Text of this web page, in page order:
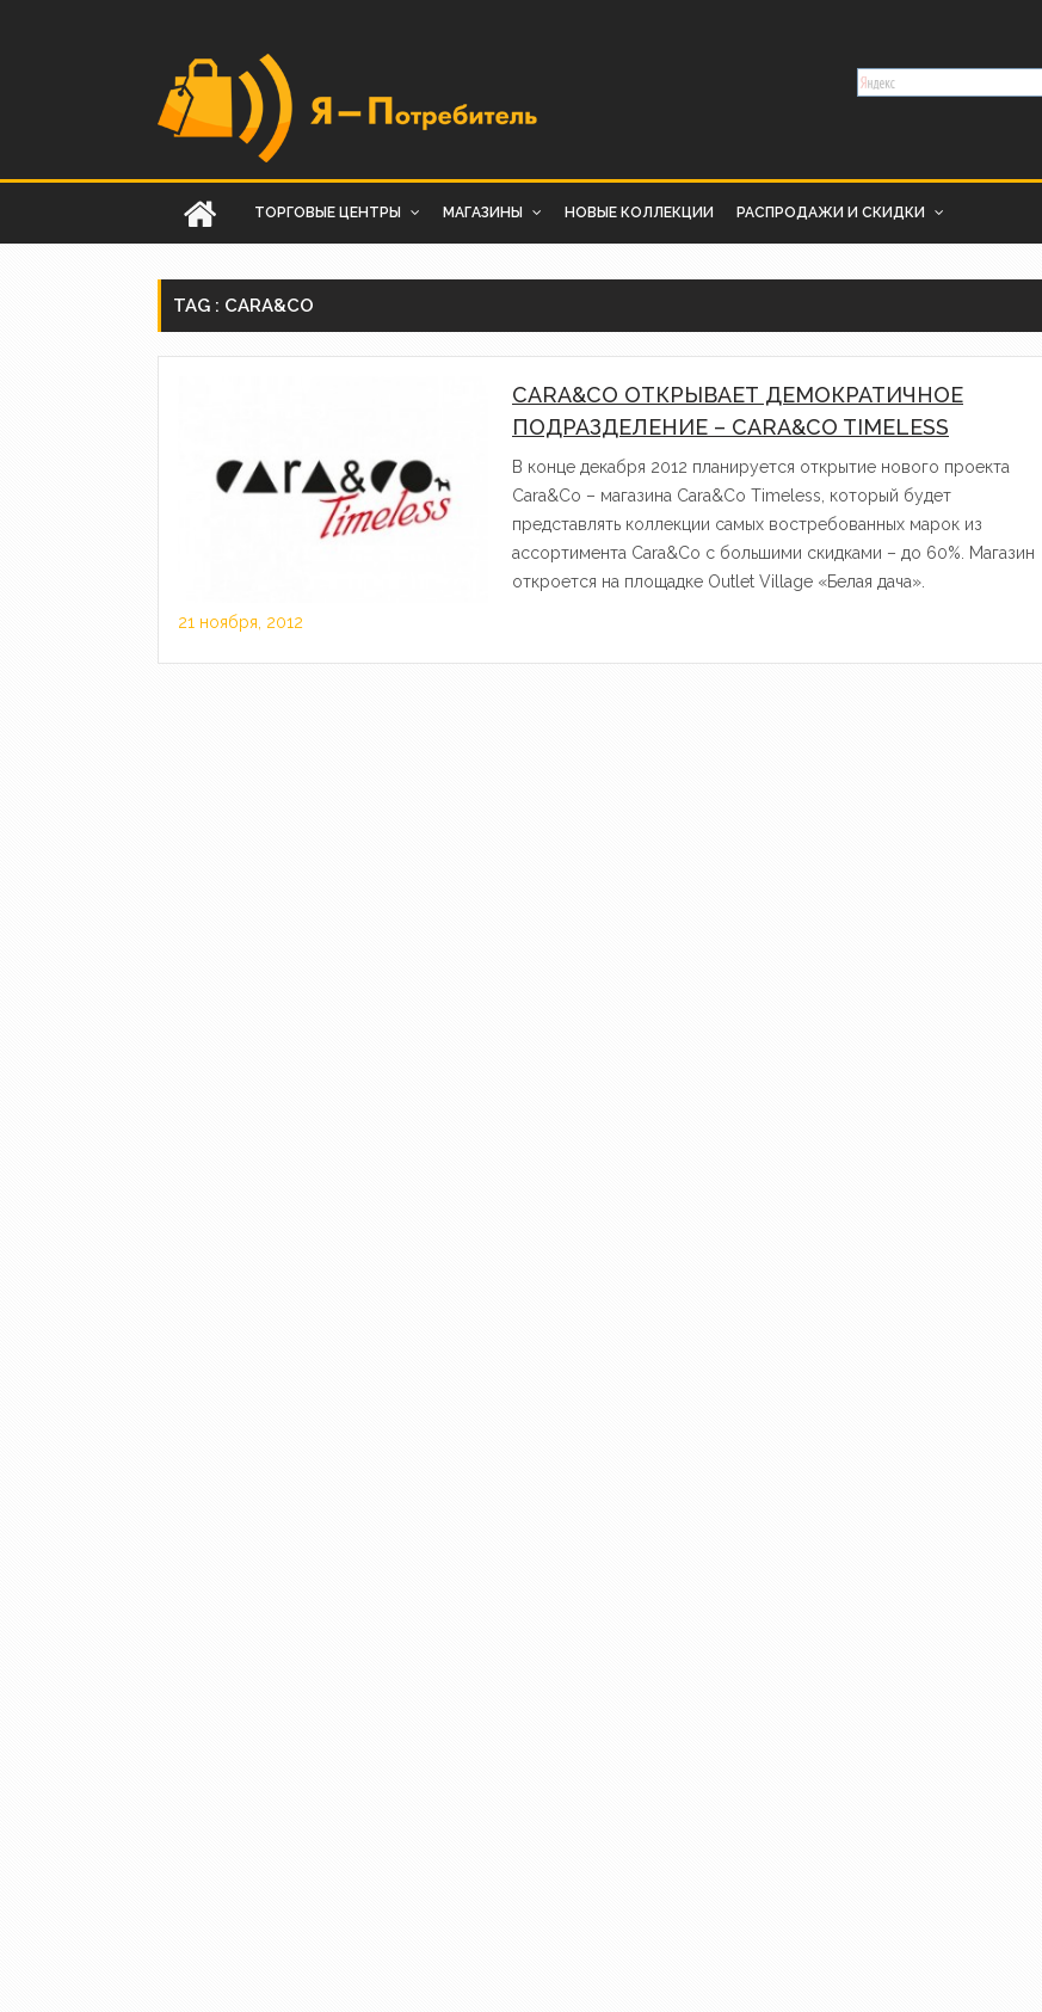
ТОРГОВЫЕ ЦЕНТРЫ МАГАЗИНЫ НОВЫЕ КОЛЛЕКЦИИ РАСПРОДАЖИ И СКИДКИ
TAG : CARA&CO
CARA&CO ОТКРЫВАЕТ ДЕМОКРАТИЧНОЕ
ПОДРАЗДЕЛЕНИЕ – CARA&CO TIMELESS
В конце декабря 2012 планируется открытие нового проекта
Cara&Co – магазина Cara&Co Timeless, который будет
представлять коллекции самых востребованных марок из
ассортимента Cara&Co с большими скидками – до 60%. Магазин
откроется на площадке Outlet Village «Белая дача».
21 ноября, 2012